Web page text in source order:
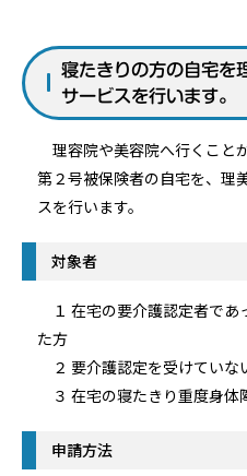
寝たきりの方の自宅を
サービスを行います。
理容院や美容院へ行くこと
第２号被保険者の自宅を、理
スを行います。
対象者
１ 在宅の要介護認定者であ
た方
２ 要介護認定を受けていな
３ 在宅の寝たきり重度身体
申請方法